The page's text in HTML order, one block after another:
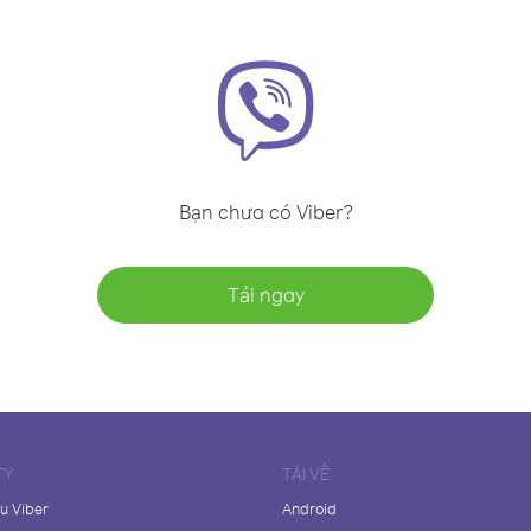
Bạn chưa có Viber?
Tải ngay
Viber
TẢI VỀ
Android